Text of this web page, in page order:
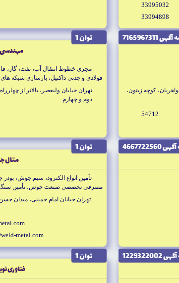
33995032
33994898
7165967311
كوچه زيتون،
54712
توان 1
مهندسى
مجرى خطوط انتقال آب، نفت، گاز،
فولادى و چدنى داكتيل، بازسازى شبكه
كارخانجات پوشش لوله هاى فولادى،
دوم و چهارم
توان 1
متال
تأمين انواع الكترود، سيم جوش،
مصرفى تخصصى صنعت جوش، تأمين
تهران خيابان امام خمينى، ميدان حسن آباد،
metal.com
توان 1
فناورى